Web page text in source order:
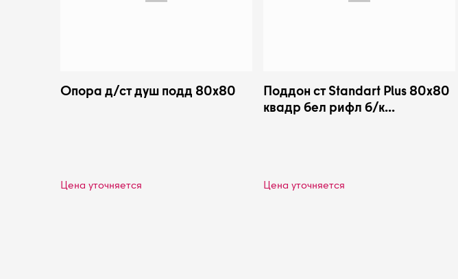
Опора д/ст душ подд 80х80
Цена уточняется
Поддон ст Standart Plus 80х80
квадр бел рифл б/к
Цена уточняется